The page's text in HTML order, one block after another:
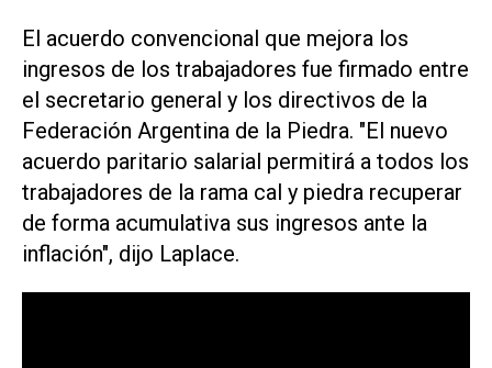
El acuerdo convencional que mejora los
ingresos de los trabajadores fue firmado entre
el secretario general y los directivos de la
Federación Argentina de la Piedra. "El nuevo
acuerdo paritario salarial permitirá a todos los
trabajadores de la rama cal y piedra recuperar
de forma acumulativa sus ingresos ante la
inflación", dijo Laplace.